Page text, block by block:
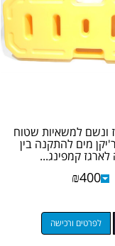
ונשם למשאיות שטוח
גר'יקן מים להתקנה בין
לארגז קמפינג...
₪400
לפרטים ורכישה